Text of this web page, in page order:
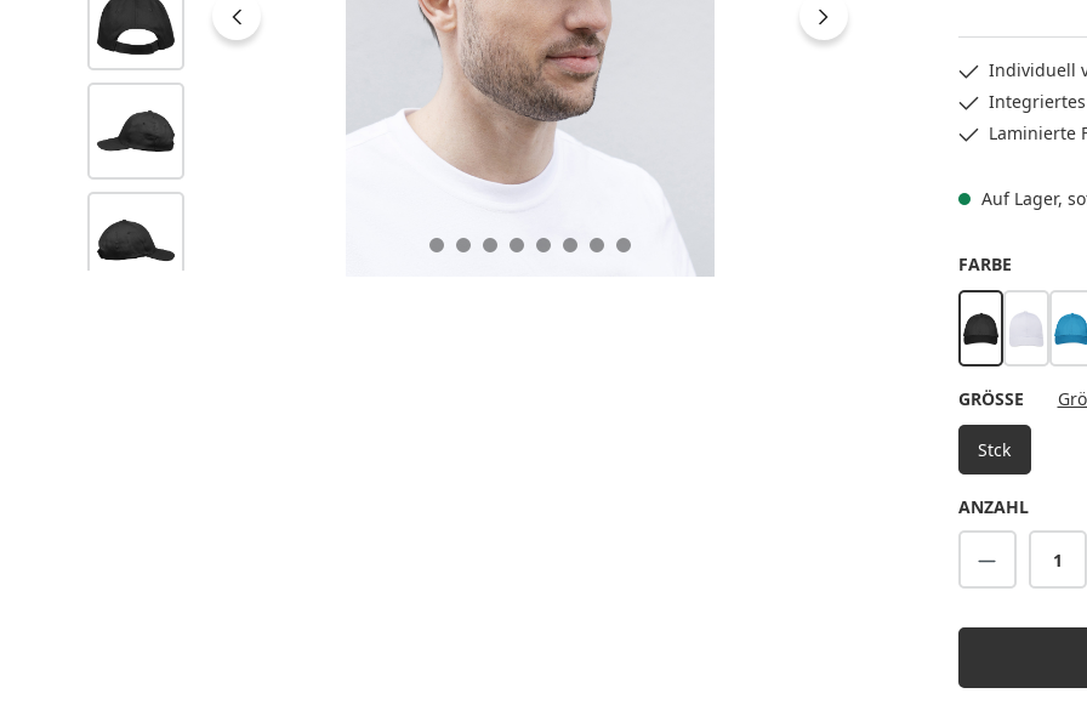
Individuell
Laminierte
Auf Lager,
FARBE
schwarzweiß
GRÖSSE
Stck
ANZAHL